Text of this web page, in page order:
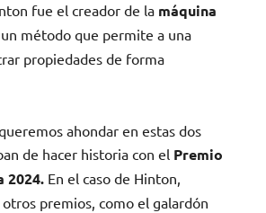
fue el creador de la máquina
método que permite a una
propiedades de forma
ahondar en estas dos
de hacer historia con el Premio
2024. En el caso de Hinton,
premios, como el galardón